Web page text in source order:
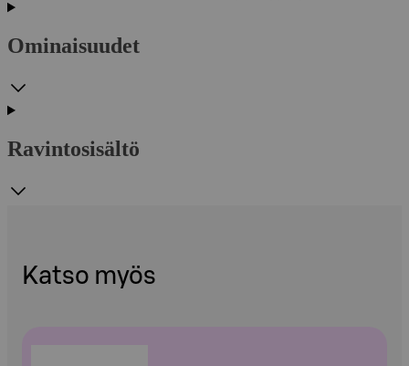
Ominaisuudet
Ravintosisältö
Katso myös